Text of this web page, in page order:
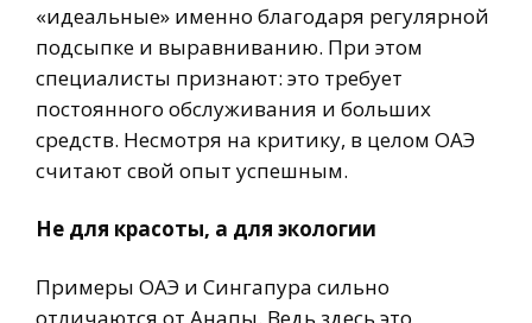
«идеальные» именно благодаря регулярной
подсыпке и выравниванию. При этом
специалисты признают: это требует
постоянного обслуживания и больших
средств. Несмотря на критику, в целом ОАЭ
считают свой опыт успешным.
Не для красоты, а для экологии
Примеры ОАЭ и Сингапура сильно
отличаются от Анапы. Ведь здесь это